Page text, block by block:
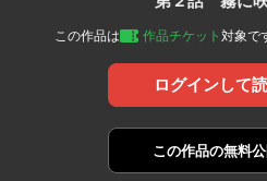
この作品は 作品チケット 対象で
ログインして
この作品の無料